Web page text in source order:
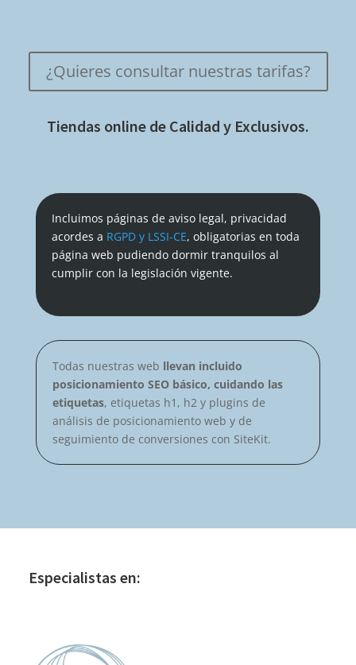
¿Quieres consultar nuestras tarifas?
Tiendas online de Calidad y Exclusivos.
Incluimos páginas de aviso legal, privacidad
acordes a RGPD y LSSI-CE, obligatorias en toda
página web pudiendo dormir tranquilos al
cumplir con la legislación vigente.
Todas nuestras web llevan incluido
posicionamiento SEO básico, cuidando las
etiquetas, etiquetas h1, h2 y plugins de
análisis de posicionamiento web y de
seguimiento de conversiones con SiteKit.
Especialistas en: